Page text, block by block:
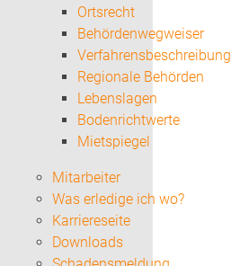
Ortsrecht
Behördenwegweiser
Verfahrensbeschreibung
Regionale Behörden
Lebenslagen
Bodenrichtwerte
Mietspiegel
Mitarbeiter
Was erledige ich wo?
Karriereseite
Downloads